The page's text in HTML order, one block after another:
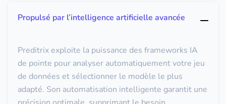
Propulsé par l’intelligence artificielle avancée
Preditrix exploite la puissance des frameworks IA
de pointe pour analyser automatiquement votre jeu
de données et sélectionner le modèle le plus
adapté. Son automatisation intelligente garantit une